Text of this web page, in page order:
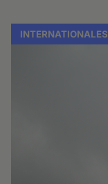
INTERNATIONALES